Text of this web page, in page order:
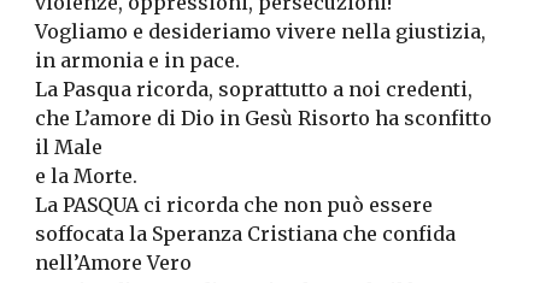
Vogliamo e desideriamo vivere nella giustizia,
in armonia e in pace.
La Pasqua ricorda, soprattutto a noi credenti,
che L’amore di Dio in Gesù Risorto ha sconfitto
il Male
e la Morte.
La PASQUA ci ricorda che non può essere
soffocata la Speranza Cristiana che confida
nell’Amore Vero